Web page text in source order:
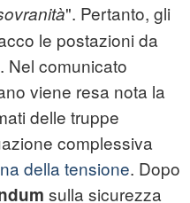
". Pertanto, gli
le postazioni da
Nel comunicato
viene resa nota la
delle truppe
complessiva
della tensione. Dopo
sulla sicurezza